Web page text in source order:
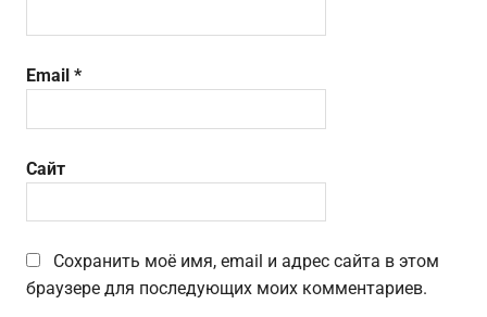
Email *
Сайт
Сохранить моё имя, email и адрес сайта в этом
браузере для последующих моих комментариев.